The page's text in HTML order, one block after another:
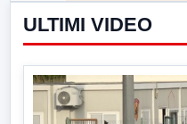
ULTIMI VIDEO